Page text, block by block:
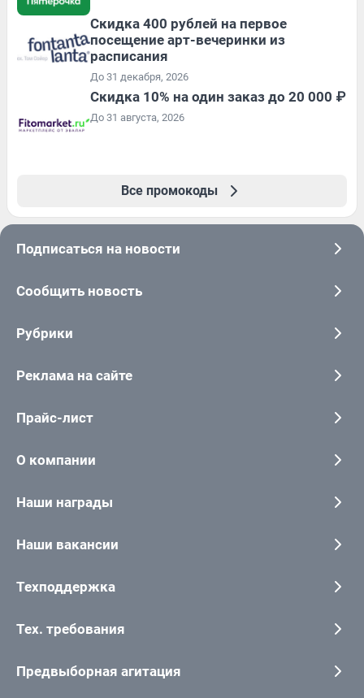
Cкидка 400 рублей на первое
посещение арт-вечеринки из
расписания
До 31 декабря, 2026
Скидка 10% на один заказ до 20 000 ₽
До 31 августа, 2026
Все промокоды
Подписаться на новости
Сообщить новость
Рубрики
Реклама на сайте
Прайс-лист
О компании
Наши награды
Наши вакансии
Техподдержка
Тех. требования
Предвыборная агитация